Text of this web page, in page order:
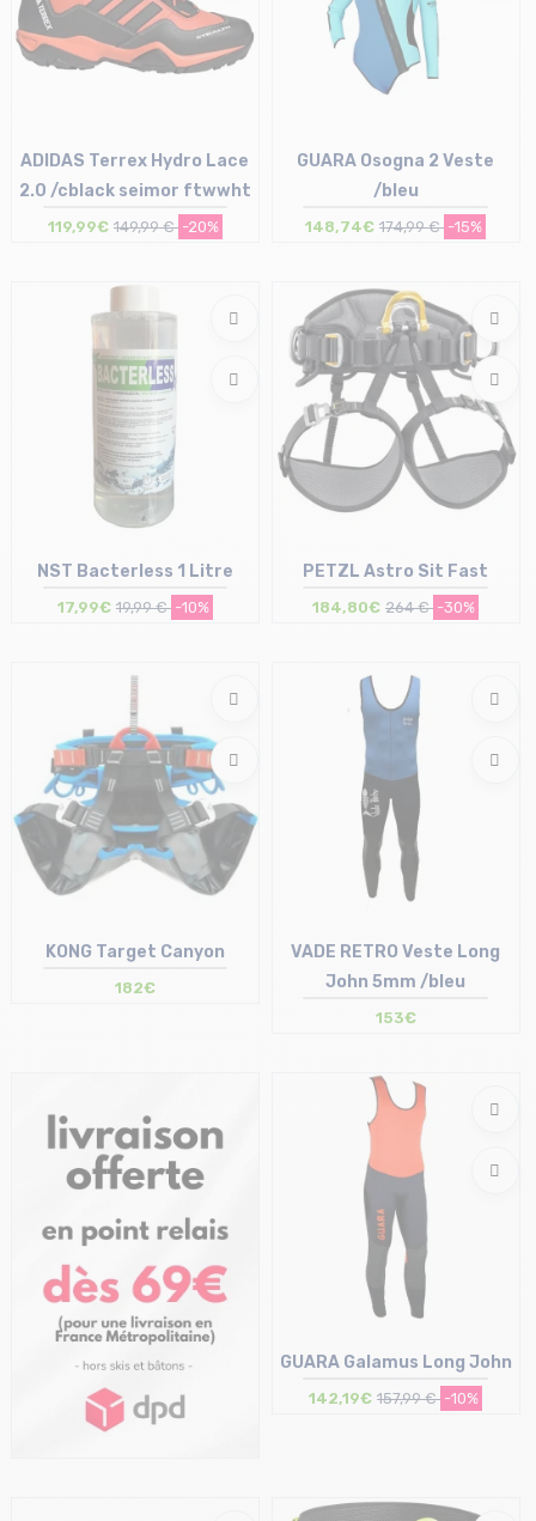
ADIDAS Terrex Hydro Lace
2.0 /cblack seimor ftwwht
119,99€ 149,99 € -20%
2
GUARA Osogna 2 Veste
/bleu
148,74€ 174,99 € -15%
Taille en stock
T.U
NST Bacterless 1 Litre
17,99€ 19,99 € -10%
Taille en stock
2
PETZL Astro Sit Fast
184,80€ 264 € -30%
KONG Target Canyon
182€
VADE RETRO Veste Long
John 5mm /bleu
153€
1 | 2
GUARA Galamus Long John
142,19€ 157,99 € -10%